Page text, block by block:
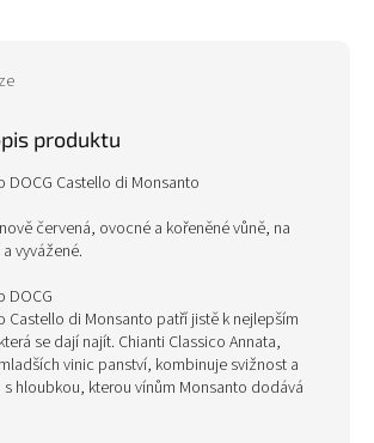
produktu
DOCG Castello di Monsanto
červená, ovocné a kořeněné vůně, na
vyvážené.
DOCG
Castello di Monsanto patří jistě k nejlepším
se dají najít. Chianti Classico Annata,
vinic panství, kombinuje svižnost a
hloubkou, kterou vínům Monsanto dodává